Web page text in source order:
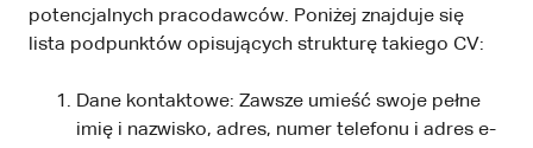
potencjalnych pracodawców. Poniżej znajduje się
lista podpunktów opisujących strukturę takiego CV:
Dane kontaktowe: Zawsze umieść swoje pełne
imię i nazwisko, adres, numer telefonu i adres e-